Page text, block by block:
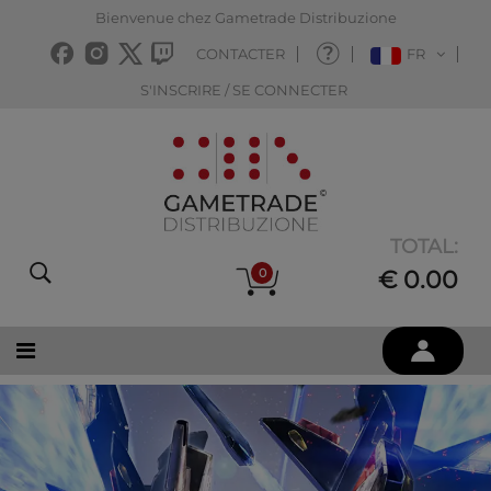
Bienvenue chez Gametrade Distribuzione
CONTACTER FR
S'INSCRIRE / SE CONNECTER
0
TOTAL:
€ 0.00